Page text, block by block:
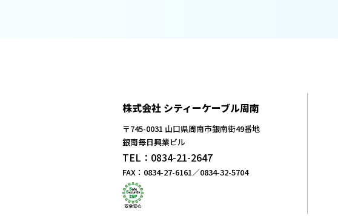
株式会社 シティーケーブル周南
〒745-0031 山口県周南市銀南街49番地
銀南毎日興業ビル
TEL：0834-21-2647
FAX：0834-27-6161／0834-32-5704